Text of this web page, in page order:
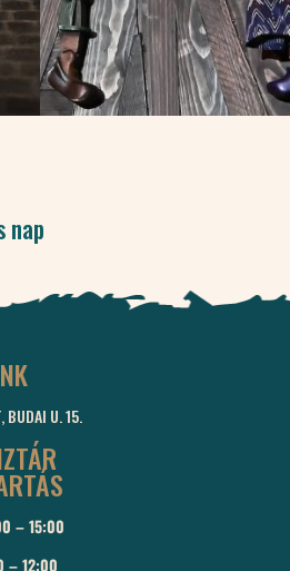
nap
BUDAI U. 15.
– 15:00
– 12:00